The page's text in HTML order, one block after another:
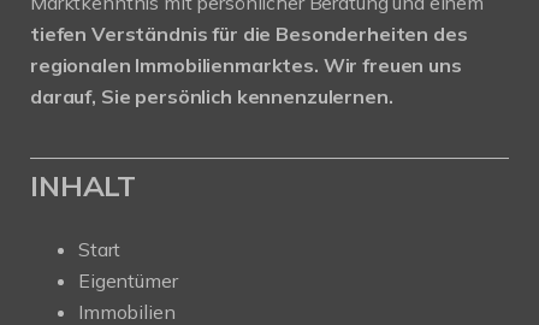
tiefen Verständnis für die Besonderheiten des
regionalen Immobilienmarktes. Wir freuen uns
darauf, Sie persönlich kennenzulernen.
INHALT
Start
Eigentümer
Immobilien